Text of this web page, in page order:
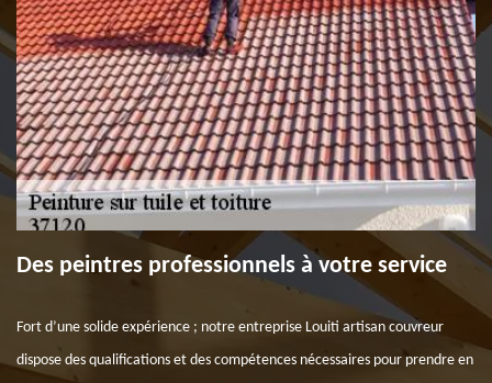
Des peintres professionnels à votre service
Fort d’une solide expérience ; notre entreprise Louiti artisan couvreur
dispose des qualifications et des compétences nécessaires pour prendre en